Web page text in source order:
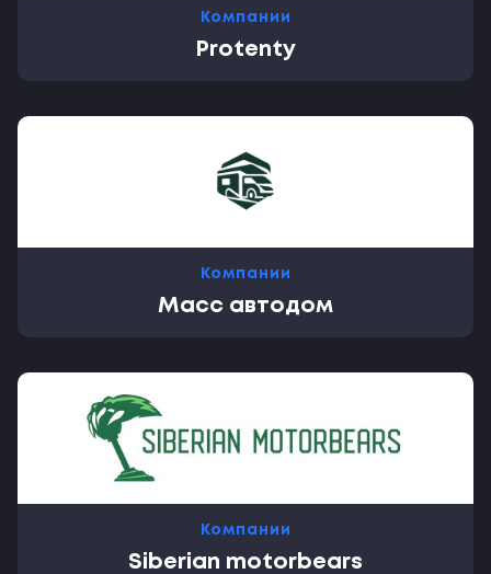
Компании
Protenty
Компании
Масс автодом
Компании
Siberian motorbears